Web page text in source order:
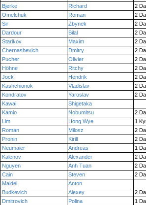
Bjerke Richard 2
Omelchuk Roman 2
Sir Zbynek 2
Dardour Bilal 2
Starikov Maxim 2
Chernashevich Dmitry 2
Pucher Olivier 2
Höhne Ritchy 2
Jock Hendrik 2
Kashchionok Vladislav 2
Kondratov Yaroslav 2
Kawai Shigetaka
Kamio Nobumitsu 2
Lim Hong Wye 1
Roman Milosz 2
Pronin Kirill 2
Neumaier Andreas 1
Kalenov Alexander 2
Nguyen Anh Tuan 2
Cain Steven 2
Maidel Anton
Budkevich Alexey 2
Dmitrovich Polina 1